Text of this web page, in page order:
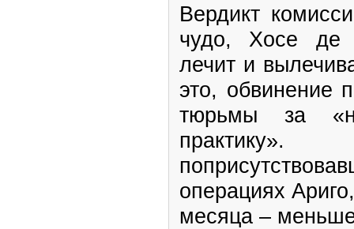
Вердикт
чудо, Хосе де
лечит и
это, обвинение
тюрьмы за
операциях
месяца –